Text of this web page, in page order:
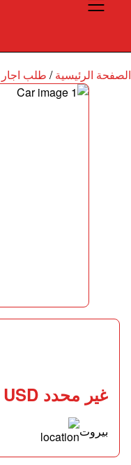
الصفحة الرئيسية/ طلب اجار
غير محدد USD
بيروت